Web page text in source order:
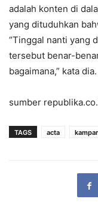
adalah konten di
yang dituduhkan
“Tinggal nanti yang
tersebut benar-
bagaimana,” kata dia.
sumber
TAGS acta